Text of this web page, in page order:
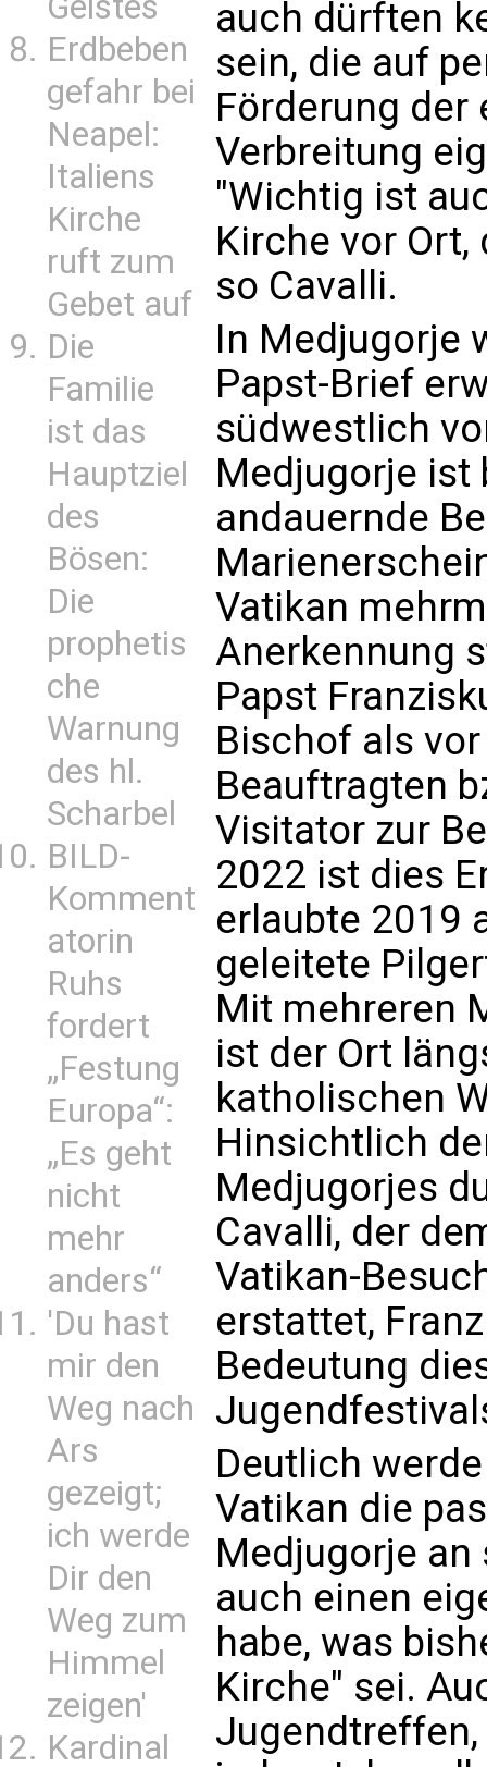
Erdbeben
gefahr bei
Neapel:
Italiens
Kirche
ruft zum
Gebet auf
Die
Familie
ist das
Hauptziel
des
Bösen:
Die
prophetis
che
Warnung
des hl.
Scharbel
BILD-
Komment
atorin
Ruhs
fordert
„Festung
Europa“:
„Es geht
nicht
mehr
anders“
'Du hast
mir den
Weg nach
Ars
gezeigt;
ich werde
Dir den
Weg zum
Himmel
zeigen'
Kardinal
auch dürften
sein, die auf
Förderung der
Verbreitung
"Wichtig ist
Kirche vor Ort,
so Cavalli.
In Medjugorje
Papst-Brief
südwestlich
Medjugorje ist
andauernde
Vatikan
Anerkennung
Papst
Bischof als
Beauftragten
Visitator zur
2022 ist dies
erlaubte 2019
geleitete
Mit mehreren
ist der Ort
katholischen
Hinsichtlich
Medjugorjes
Cavalli, der
Vatikan-
erstattet,
Bedeutung
Deutlich
Vatikan die
Medjugorje
auch einen
habe, was
Kirche" sei.